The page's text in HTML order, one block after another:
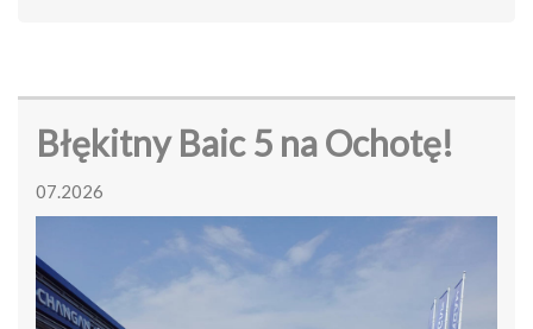
Błękitny Baic 5 na Ochotę!
07.2026